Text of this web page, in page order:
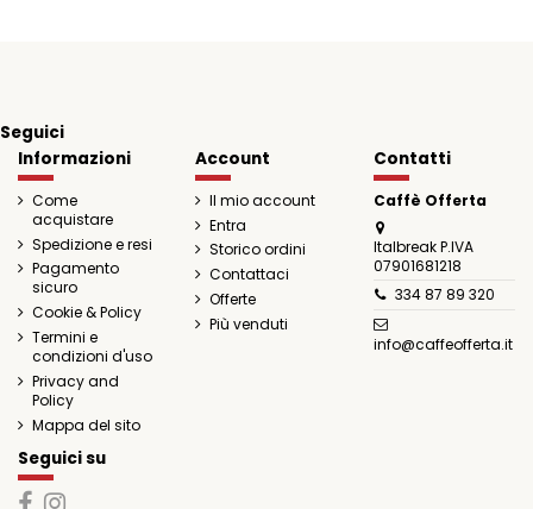
Seguici
Informazioni
Come
acquistare
Spedizione e resi
Pagamento
sicuro
Cookie & Policy
Termini e
condizioni d'uso
Privacy and
Policy
Mappa del sito
Account
Il mio account
Entra
Storico ordini
Contattaci
Offerte
Più venduti
Contatti
Caffè Offerta
Italbreak P.IVA
07901681218
334 87 89 320
info@caffeofferta.it
Seguici su